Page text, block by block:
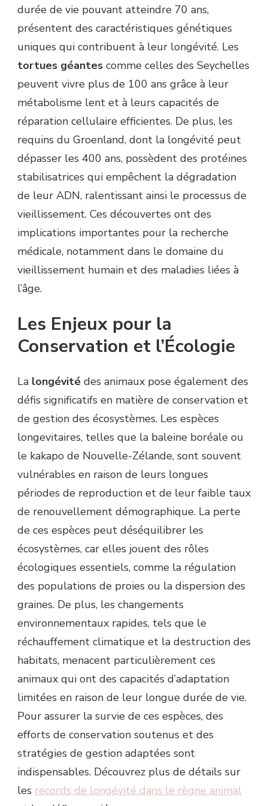
durée de vie pouvant atteindre 70 ans,
présentent des caractéristiques génétiques
uniques qui contribuent à leur longévité. Les
tortues géantes comme celles des Seychelles
peuvent vivre plus de 100 ans grâce à leur
métabolisme lent et à leurs capacités de
réparation cellulaire efficientes. De plus, les
requins du Groenland, dont la longévité peut
dépasser les 400 ans, possèdent des protéines
stabilisatrices qui empêchent la dégradation
de leur ADN, ralentissant ainsi le processus de
vieillissement. Ces découvertes ont des
implications importantes pour la recherche
médicale, notamment dans le domaine du
vieillissement humain et des maladies liées à
l’âge.
Les Enjeux pour la
Conservation et l’Écologie
La longévité des animaux pose également des
défis significatifs en matière de conservation et
de gestion des écosystèmes. Les espèces
longevitaires, telles que la baleine boréale ou
le kakapo de Nouvelle-Zélande, sont souvent
vulnérables en raison de leurs longues
périodes de reproduction et de leur faible taux
de renouvellement démographique. La perte
de ces espèces peut déséquilibrer les
écosystèmes, car elles jouent des rôles
écologiques essentiels, comme la régulation
des populations de proies ou la dispersion des
graines. De plus, les changements
environnementaux rapides, tels que le
réchauffement climatique et la destruction des
habitats, menacent particulièrement ces
animaux qui ont des capacités d’adaptation
limitées en raison de leur longue durée de vie.
Pour assurer la survie de ces espèces, des
efforts de conservation soutenus et des
stratégies de gestion adaptées sont
indispensables. Découvrez plus de détails sur
les records de longévité dans le règne animal